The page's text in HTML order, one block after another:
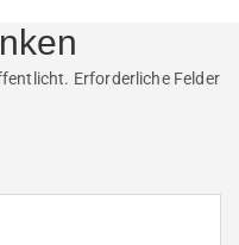
Erforderliche Felder